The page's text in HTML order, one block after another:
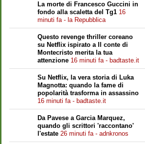
La morte di Francesco Guccini in
fondo alla scaletta del Tg1 16
minuti fa - la Repubblica
Questo revenge thriller coreano
su Netflix ispirato a Il conte di
Montecristo merita la tua
attenzione 16 minuti fa - badtaste.it
Su Netflix, la vera storia di Luka
Magnotta: quando la fame di
popolarità trasforma in assassino
16 minuti fa - badtaste.it
Da Pavese a Garcia Marquez,
quando gli scrittori 'raccontano'
l'estate 26 minuti fa - adnkronos